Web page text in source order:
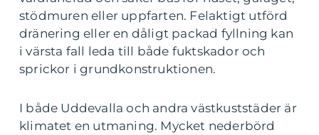
stödmuren eller uppfarten. Felaktigt utförd
dränering eller en dåligt packad fyllning kan
i värsta fall leda till både fuktskador och
sprickor i grundkonstruktionen.
I både Uddevalla och andra västkuststäder är
klimatet en utmaning. Mycket nederbörd